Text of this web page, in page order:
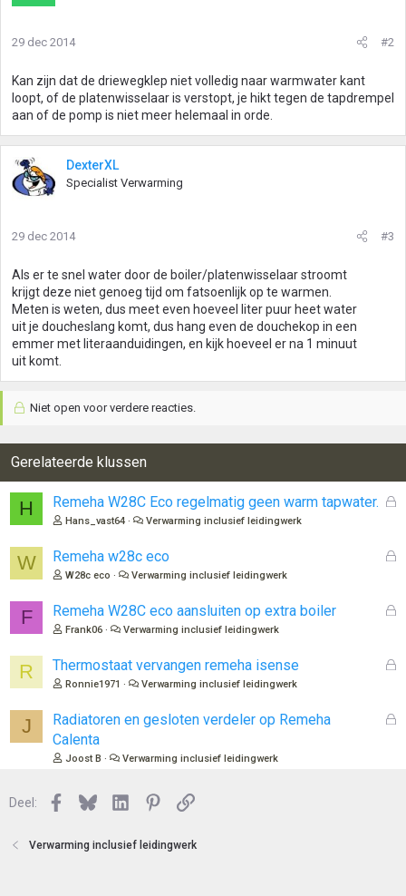
29 dec 2014 #2
Kan zijn dat de driewegklep niet volledig naar warmwater kant
loopt, of de platenwisselaar is verstopt, je hikt tegen de tapdrempel
aan of de pomp is niet meer helemaal in orde.
DexterXL
Specialist Verwarming
29 dec 2014 #3
Als er te snel water door de boiler/platenwisselaar stroomt
krijgt deze niet genoeg tijd om fatsoenlijk op te warmen.
Meten is weten, dus meet even hoeveel liter puur heet water
uit je doucheslang komt, dus hang even de douchekop in een
emmer met literaanduidingen, en kijk hoeveel er na 1 minuut
uit komt.
Niet open voor verdere reacties.
Gerelateerde klussen
H
G
n
Remeha W28C Eco regelmatig geen warm tapwater.
Hans_vast64 Verwarming inclusief leidingwerk
W
G
n
Remeha w28c eco
W28c eco Verwarming inclusief leidingwerk
F
G
n
Remeha W28C eco aansluiten op extra boiler
Frank06 Verwarming inclusief leidingwerk
R
G
Thermostaat vervangen remeha isense
Ronnie1971 Verwarming inclusief leidingwerk
J
G
Radiatoren en gesloten verdeler op Remeha
Calenta
Joost B Verwarming inclusief leidingwerk
Deel: Facebook
BlueskyLinkedInPinterest
Link
Verwarming inclusief leidingwerk